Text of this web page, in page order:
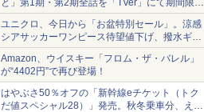
と」第1期・第2期全話を「TVer」にて期間限定
で順次無料配信開始
ユニクロ、今日から「お盆特別セール」。涼感
シアサッカーワンピース待望値下げ、撥水ギア
ショーツは1990円に
Amazon、ウイスキー「フロム・ザ・バレル」
が“4402円”で再び登場！
はやぶさ50％オフの「新幹線eチケット（トク
だ値スペシャル28）」発売。秋冬乗車分、えき